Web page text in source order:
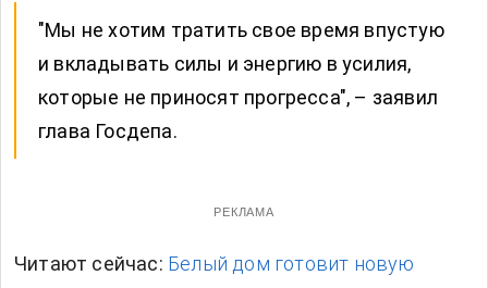
"Мы не хотим тратить свое время впустую
и вкладывать силы и энергию в усилия,
которые не приносят прогресса", – заявил
глава Госдепа.
РЕКЛАМА
Читают сейчас: Белый дом готовит новую